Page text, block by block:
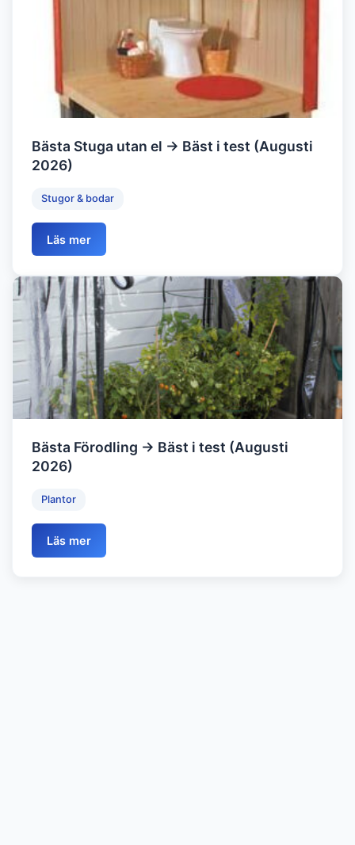
Bästa Stuga utan el → Bäst i test (Augusti
2026)
Stugor & bodar
Läs mer
Bästa Förodling → Bäst i test (Augusti
2026)
Plantor
Läs mer